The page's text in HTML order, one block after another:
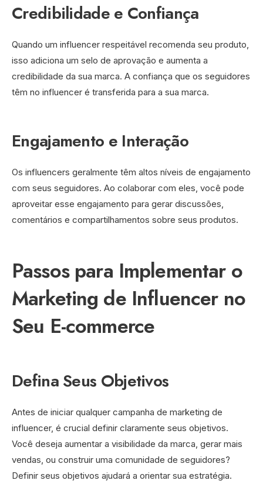
Credibilidade e Confiança
Quando um influencer respeitável recomenda seu produto,
isso adiciona um selo de aprovação e aumenta a
credibilidade da sua marca. A confiança que os seguidores
têm no influencer é transferida para a sua marca.
Engajamento e Interação
Os influencers geralmente têm altos níveis de engajamento
com seus seguidores. Ao colaborar com eles, você pode
aproveitar esse engajamento para gerar discussões,
comentários e compartilhamentos sobre seus produtos.
Passos para Implementar o
Marketing de Influencer no
Seu E-commerce
Defina Seus Objetivos
Antes de iniciar qualquer campanha de marketing de
influencer, é crucial definir claramente seus objetivos.
Você deseja aumentar a visibilidade da marca, gerar mais
vendas, ou construir uma comunidade de seguidores?
Definir seus objetivos ajudará a orientar sua estratégia.